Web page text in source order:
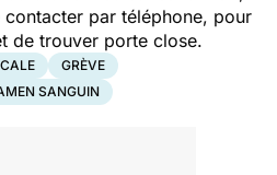
par téléphone, pour
de trouver porte close.
GRÈVE
SANGUIN